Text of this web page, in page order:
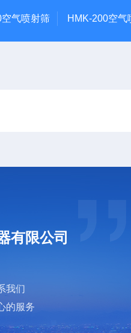
气喷射筛 HMK-200空气
有限公司
我们
的服务